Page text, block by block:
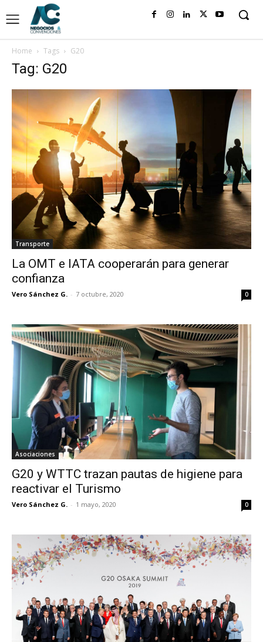
Home Tags G20
Tag: G20
Transporte
La OMT e IATA cooperarán para generar
confianza
Vero Sánchez G. - 7 octubre, 2020 0
Asociaciones
G20 y WTTC trazan pautas de higiene para
reactivar el Turismo
Vero Sánchez G. - 1 mayo, 2020 0